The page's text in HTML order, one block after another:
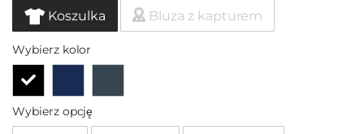
Koszulka Bluza z kapturem
Wybierz kolor
Wybierz opcję